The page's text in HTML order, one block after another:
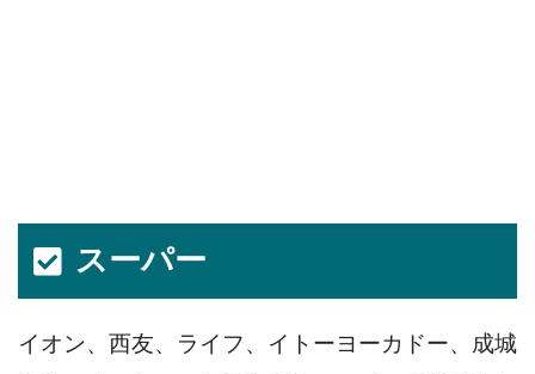
スーパー
イオン、西友、ライフ、イトーヨーカドー、成城